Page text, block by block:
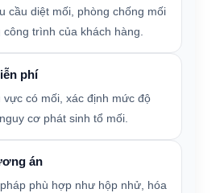
cầu diệt mối, phòng chống mối
trình của khách hàng.
phí
vực có mối, xác định mức độ
cơ phát sinh tổ mối.
án
phù hợp như hộp nhử, hóa